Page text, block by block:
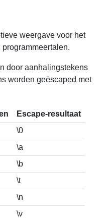
weergave voor het
door aanhalingstekens
worden geëscaped met
Escape-resultaat
\0
\a
\b
\t
\n
\v